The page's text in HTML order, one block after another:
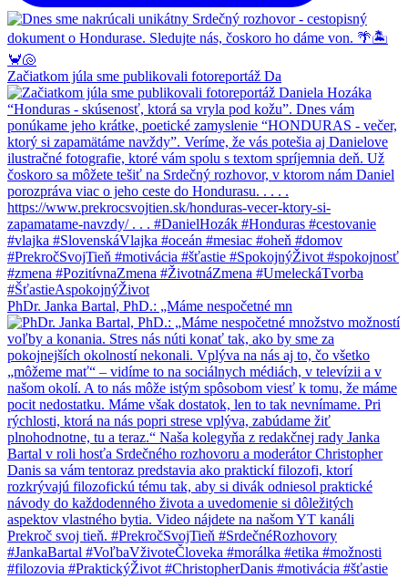
Začiatkom júla sme publikovali fotoreportáž Da
PhDr. Janka Bartal, PhD.: „Máme nespočetné mn